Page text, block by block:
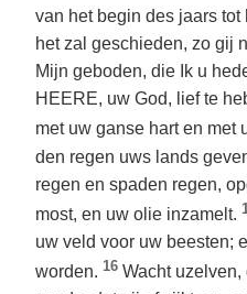
van het begin des jaars tot
het zal geschieden, zo gij
Mijn geboden, die Ik u
HEERE, uw God, lief te
met uw ganse hart en met
den regen uws lands
regen en spaden regen,
most, en uw olie inzamelt.
uw veld voor uw beesten;
worden. 16 Wacht uzelven,